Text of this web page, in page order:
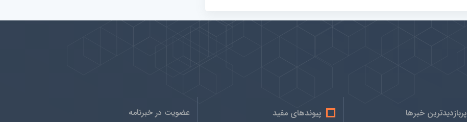
پربازدیدترین خبرها پیوندهای مفید عضویت در خبرنامه